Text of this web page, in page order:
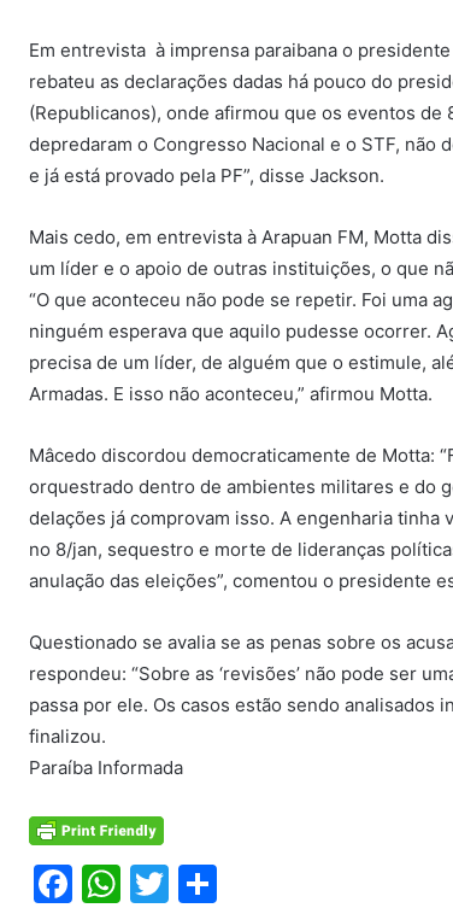
Em entrevista à imprensa paraibana o
rebateu as declarações dadas há pouco do
(Republicanos), onde afirmou que os eventos
depredaram o Congresso Nacional e o STF, não
e já está provado pela PF”, disse Jackson.
Mais cedo, em entrevista à Arapuan FM, Motta
um líder e o apoio de outras instituições, o que
“O que aconteceu não pode se repetir. Foi uma
ninguém esperava que aquilo pudesse ocorrer.
precisa de um líder, de alguém que o estimule,
Armadas. E isso não aconteceu,” afirmou Motta.
Mâcedo discordou democraticamente de Motta:
orquestrado dentro de ambientes militares e do
delações já comprovam isso. A engenharia
no 8/jan, sequestro e morte de lideranças
anulação das eleições”, comentou o presidente
Questionado se avalia se as penas sobre os
respondeu: “Sobre as ‘revisões’ não pode ser
passa por ele. Os casos estão sendo analisados
finalizou.
Paraíba Informada
F
W T